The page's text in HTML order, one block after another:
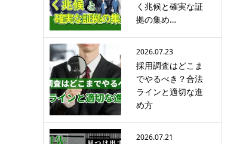
く兆候と確実な証
拠の集め…
2026.07.23
採用調査はどこま
でやるべき？合法
ラインと適切な進
め方
2026.07.21